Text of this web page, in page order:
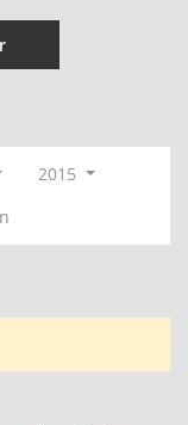
2015